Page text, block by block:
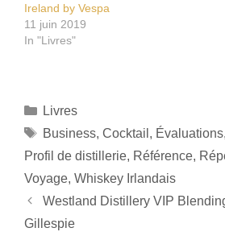
Ireland by Vespa
11 juin 2019
In "Livres"
Catégories
Livres
Étiquettes
Business, Cocktail , Évaluations,
Profil de distillerie, Référence,
Voyage, Whiskey Irlandais
Westland Distillery VIP
Gillespie